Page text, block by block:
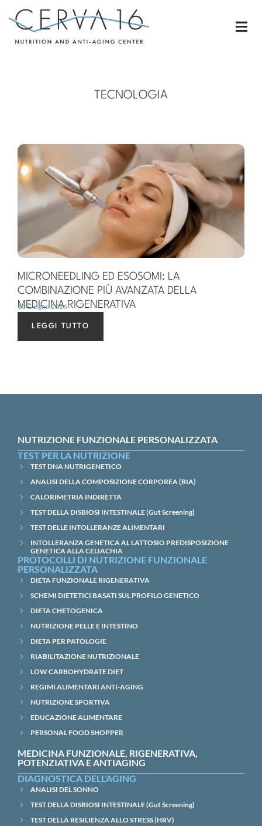
TECNOLOGIA
MICRONEEDLING ED ESOSOMI: LA
COMBINAZIONE PIÙ AVANZATA DELLA
MEDICINA RIGENERATIVA
18 Giugno 2026
LEGGI TUTTO
NUTRIZIONE FUNZIONALE PERSONALIZZATA
TEST PER LA NUTRIZIONE
TEST DNA NUTRIGENETICO
ANALISI DELLA COMPOSIZIONE CORPOREA (BIA)
CALORIMETRIA INDIRETTA
TEST DELLA DISBIOSI INTESTINALE (Gut Screening)
TEST DELLE INTOLLERANZE ALIMENTARI
INTOLLERANZA GENETICA AL LATTOSIO PREDISPOSIZIONE
GENETICA ALLA CELIACHIA
PROTOCOLLI DI NUTRIZIONE FUNZIONALE
PERSONALIZZATA
DIETA FUNZIONALE RIGENERATIVA
SCHEMI DIETETICI BASATI SUL PROFILO GENETICO
DIETA CHETOGENICA
NUTRIZIONE PELLE E INTESTINO
DIETA PER PATOLOGIE
RIABILITAZIONE NUTRIZIONALE
LOW CARBOHYDRATE DIET
REGIMI ALIMENTARI ANTI-AGING
NUTRIZIONE SPORTIVA
EDUCAZIONE ALIMENTARE
PERSONAL FOOD SHOPPER
MEDICINA FUNZIONALE, RIGENERATIVA,
POTENZIATIVA E ANTIAGING
DIAGNOSTICA DELL'AGING
ANALISI DEL SONNO
TEST DELLA DISBIOSI INTESTINALE (Gut Screening)
TEST DELLA RESILIENZA ALLO STRESS (HRV)